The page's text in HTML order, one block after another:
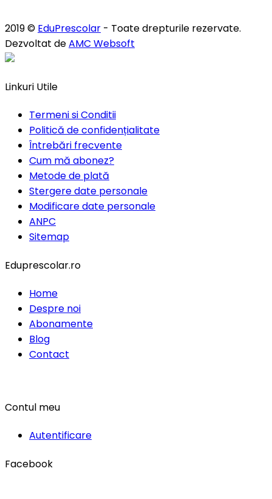
2019 © EduPrescolar - Toate drepturile rezervate.
Dezvoltat deAMC Websoft
Linkuri Utile
Termeni si Conditii
Politică de confidențialitate
Întrebări frecvente
Cum mă abonez?
Metode de plată
Stergere date personale
Modificare date personale
ANPC
Sitemap
Eduprescolar.ro
Home
Despre noi
Abonamente
Blog
Contact
Contul meu
Autentificare
Facebook